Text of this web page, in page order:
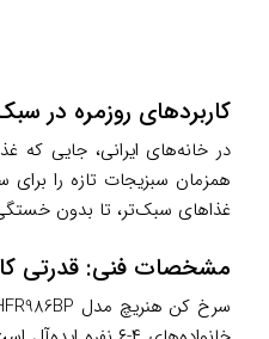
کاربردهای روزمره در
همزمان سبزیجات تازه را
غذاهای سبک‌تر، تا بدون
مشخصات فنی: قدرتی
سرخ کن هنریچ مدل HFR986BP با